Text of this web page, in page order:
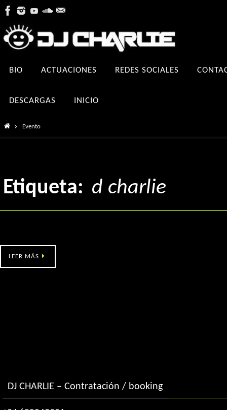
contenido
BIO ACTUACIONES REDES SOCIALES
DESCARGAS INICIO
InicioEvento
Etiqueta: d charlie
LEER MÁS
DJ CHARLIE – Contratación / booking